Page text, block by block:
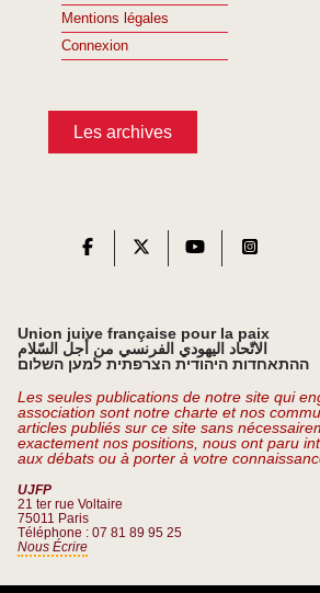
Mentions légales
Connexion
Les archives
Union juive française pour la paix
الاتّحاد اليهودي الفرنسي من أجل السّلام
ההתאחדות היהודית הצרפתית למען השלום
Les seules publications de notre site qui
association sont notre charte et nos
articles publiés sur ce site sans
exactement nos positions, nous ont paru
aux débats ou à porter à votre
UJFP
21 ter rue Voltaire
75011 Paris
Téléphone : 07 81 89 95 25
Nous Écrire